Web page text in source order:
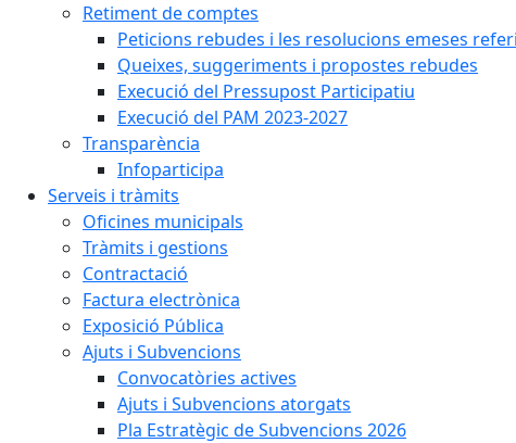
Retiment de comptes
Peticions rebudes i les resolucions emeses
Queixes, suggeriments i propostes rebudes
Execució del Pressupost Participatiu
Execució del PAM 2023-2027
Transparència
Infoparticipa
Serveis i tràmits
Oficines municipals
Tràmits i gestions
Contractació
Factura electrònica
Exposició Pública
Ajuts i Subvencions
Convocatòries actives
Ajuts i Subvencions atorgats
Pla Estratègic de Subvencions 2026